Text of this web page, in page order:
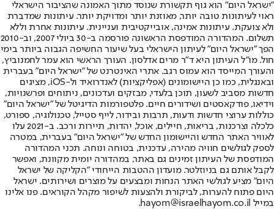
"ישראל היום" הוא גוף תקשורת שנוסד מתוך האמונה שהציבור הישראלי
ראוי לעיתונות טובה יותר, מאוזנת יותר ומדויקת יותר. עיתונות שמדברת
ולא צועקת. עיתונות אמינה, אובייקטיבית ועניינית. עיתונות אחרת וללא
תשלום. המהדורה המודפסת הראשונה פורסמה ב-30 ביולי 2007, וב-2010
הפך "ישראל היום" לעיתון הישראלי בעל שיעור החשיפה הגבוה ביותר בימי
חול. מו"ל העיתון היא ד"ר מרים אדלסון. העורך הראשי הוא עמר לחמנוביץ,
והעורך המייסד הוא עמוס רגב. אתרי האינטרנט של "ישראל היום" בעברית
ובאנגלית, כמו כן היישומונים (אפליקציות) לאנדרואיד ול-iOS, מציגים
חדשות מסביב לשעון, תוכן בלעדי, מבזקים ועדכונים, ניתוחים ופרשנויות,
וידיאו, פודקאסטים ושידורים חיים. פלטפורמות הדיגיטל של "ישראל היום"
כוללות ערוצי חדשות ודעות, תרבות ובידור, לייף סטייל, טכנולוגיה, ספורט,
כלכלה וצרכנות, בריאות, חיילים, אוכל, יהדות, תיירות ורכב. ב-2021 עלו
לאוויר האתר החדש והיישומון החדש של "ישראל היום" בעברית, במטרה
לספק לגולשים חוויה מהירה, עדכנית, בטוחה ונוחה. תכני המהדורה
המודפסת של העיתון זמינים גם באתר, במהדורה יומית מקוונת, ואפשר
לקבל אותם גם בניוזלטר. מועדון ההטבות הייחודי "הקליקה של ישראל
היום" מציע לגולשי האתר הנחות ומבצעים על מוצרים ושירותים. ישראל
היום פתוח להערות, לביקורת ולהצעות לשיפור מקהל הקוראים. פנו אלינו
במייל hayom@israelhayom.co.il.